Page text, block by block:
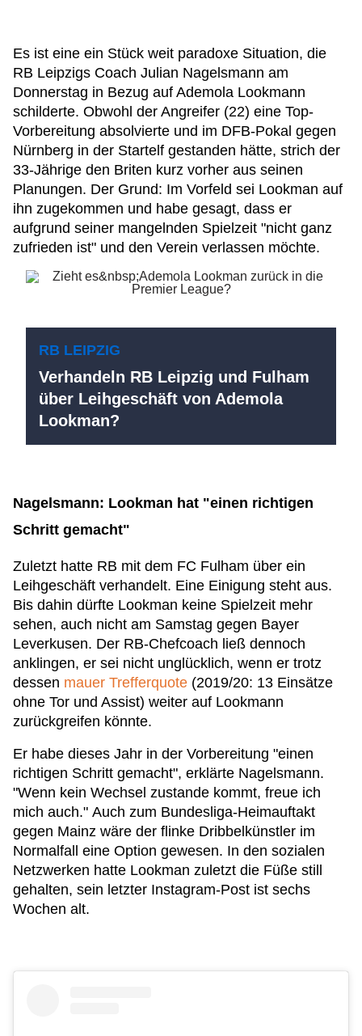
Es ist eine ein Stück weit paradoxe Situation, die
RB Leipzigs Coach Julian Nagelsmann am
Donnerstag in Bezug auf Ademola Lookmann
schilderte. Obwohl der Angreifer (22) eine Top-
Vorbereitung absolvierte und im DFB-Pokal gegen
Nürnberg in der Startelf gestanden hätte, strich der
33-Jährige den Briten kurz vorher aus seinen
Planungen. Der Grund: Im Vorfeld sei Lookman auf
ihn zugekommen und habe gesagt, dass er
aufgrund seiner mangelnden Spielzeit "nicht ganz
zufrieden ist" und den Verein verlassen möchte.
RB LEIPZIG
Verhandeln RB Leipzig und Fulham
über Leihgeschäft von Ademola
Lookman?
Nagelsmann: Lookman hat "einen richtigen
Schritt gemacht"
Zuletzt hatte RB mit dem FC Fulham über ein
Leihgeschäft verhandelt. Eine Einigung steht aus.
Bis dahin dürfte Lookman keine Spielzeit mehr
sehen, auch nicht am Samstag gegen Bayer
Leverkusen. Der RB-Chefcoach ließ dennoch
anklingen, er sei nicht unglücklich, wenn er trotz
dessen mauer Trefferquote (2019/20: 13 Einsätze
ohne Tor und Assist) weiter auf Lookmann
zurückgreifen könnte.
Er habe dieses Jahr in der Vorbereitung "einen
richtigen Schritt gemacht", erklärte Nagelsmann.
"Wenn kein Wechsel zustande kommt, freue ich
mich auch." Auch zum Bundesliga-Heimauftakt
gegen Mainz wäre der flinke Dribbelkünstler im
Normalfall eine Option gewesen. In den sozialen
Netzwerken hatte Lookman zuletzt die Füße still
gehalten, sein letzter Instagram-Post ist sechs
Wochen alt.